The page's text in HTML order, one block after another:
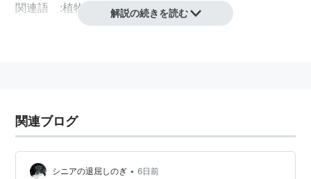
関連語 :植物 解説の続きを読む
関連ブログ
シニアの退屈しのぎ • 6日前